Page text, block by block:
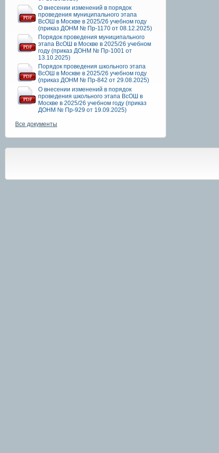
О внесении изменений в порядок
проведения муниципального этапа
ВсОШ в Москве в 2025/26 учебном году
(приказ ДОНМ № Пр-1170 от 08.12.2025)
Порядок проведения муниципального
этапа ВсОШ в Москве в 2025/26 учебном
году (приказ ДОНМ № Пр-1001 от
13.10.2025)
Порядок проведения школьного этапа
ВсОШ в Москве в 2025/26 учебном году
(приказ ДОНМ № Пр-842 от 29.08.2025)
О внесении изменений в порядок
проведения школьного этапа ВсОШ в
Москве в 2025/26 учебном году (приказ
ДОНМ № Пр-929 от 19.09.2025)
Все документы